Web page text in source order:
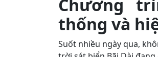
Chương
thống và
Suốt nhiều ngày qua,